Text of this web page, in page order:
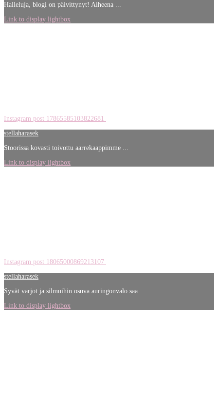
Halleluja, blogi on päivittynyt! Aiheena ...
Link to display lightbox
Instagram post 17865585103822681
stellaharasek
Stoorissa kovasti toivottu aarrekaappimme ...
Link to display lightbox
Instagram post 18065000869213107
stellaharasek
Syvät varjot ja silmuihin osuva auringonvalo saa ...
Link to display lightbox